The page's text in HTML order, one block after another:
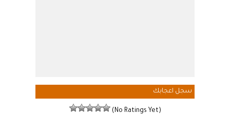
سجل اعجابك
(No Ratings Yet)